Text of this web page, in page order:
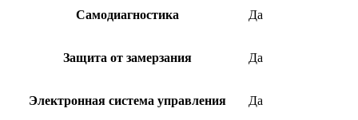
Самодиагностика Да
Защита от замерзания Да
Электронная система управления Да